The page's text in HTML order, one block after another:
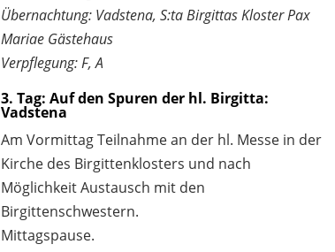
Übernachtung: Vadstena, S:ta Birgittas Kloster Pax
Mariae Gästehaus
Verpflegung: F, A
3. Tag: Auf den Spuren der hl. Birgitta:
Vadstena
Am Vormittag Teilnahme an der hl. Messe in der
Kirche des Birgittenklosters und nach
Möglichkeit Austausch mit den
Birgittenschwestern.
Mittagspause.